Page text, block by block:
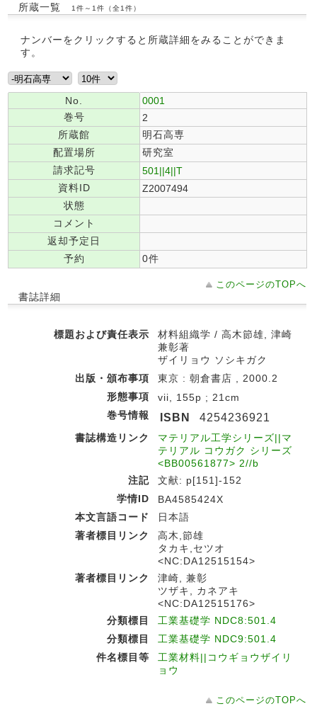
所蔵一覧 1件～1件（全1件）
ナンバーをクリックすると所蔵詳細をみることができま
す。
No.
0001
巻号
2
所蔵館
明石高専
配置場所
研究室
請求記号
501||4||T
資料ID
Z2007494
状態
コメント
返却予定日
予約
0件
このページのTOPへ
書誌詳細
標題および責任表示
材料組織学 / 高木節雄, 津崎
兼彰著
ザイリョウ ソシキガク
出版・頒布事項
東京 : 朝倉書店 , 2000.2
形態事項
vii, 155p ; 21cm
巻号情報
ISBN 4254236921
書誌構造リンク
マテリアル工学シリーズ||マ
テリアル コウガク シリーズ
<BB00561877> 2//b
注記
文献: p[151]-152
学情ID
BA4585424X
本文言語コード
日本語
著者標目リンク
高木,節雄
タカキ,セツオ
<NC:DA12515154>
著者標目リンク
津崎, 兼彰
ツザキ, カネアキ
<NC:DA12515176>
分類標目
工業基礎学 NDC8:501.4
分類標目
工業基礎学 NDC9:501.4
件名標目等
工業材料||コウギョウザイリ
ョウ
このページのTOPへ